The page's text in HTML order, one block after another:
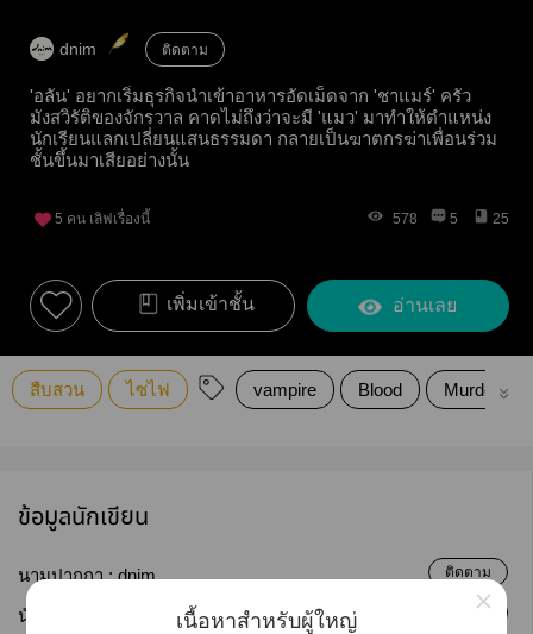
dnim ติดตาม
'อลัน' อยากเริ่มธุรกิจนำเข้าอาหารอัดเม็ดจาก 'ชาแมร์' ครัว
มังสวิรัติของจักรวาล คาดไม่ถึงว่าจะมี 'แมว' มาทำให้ตำแหน่ง
นักเรียนแลกเปลี่ยนแสนธรรมดา กลายเป็นฆาตกรฆ่าเพื่อนร่วม
ชั้นขึ้นมาเสียอย่างนั้น
5 คน เลิฟเรื่องนี้ 578 5 25
เพิ่มเข้าชั้น อ่านเลย
สืบสวน ไซไฟ vampire Blood Murder
ข้อมูลนักเขียน
นามปากกา :dnim ติดตาม
นักเขียน : ติดตาม
เนื้อหาสำหรับผู้ใหญ่
×